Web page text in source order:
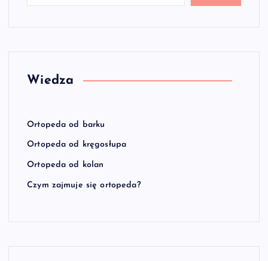
Wiedza
Ortopeda od barku
Ortopeda od kręgosłupa
Ortopeda od kolan
Czym zajmuje się ortopeda?